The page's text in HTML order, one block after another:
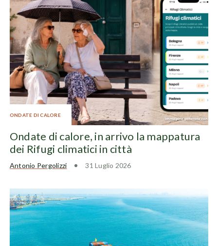
ONDATE DI CALORE
Ondate di calore, in arrivo la mappatura
dei Rifugi climatici in città
Antonio Pergolizzi 31 Luglio 2026